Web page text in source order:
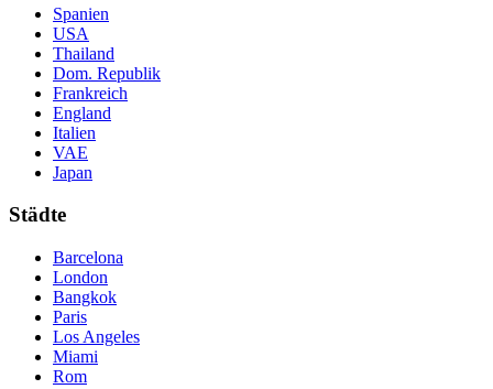
Spanien
USA
Thailand
Dom. Republik
Frankreich
England
Italien
VAE
Japan
Städte
Barcelona
London
Bangkok
Paris
Los Angeles
Miami
Rom